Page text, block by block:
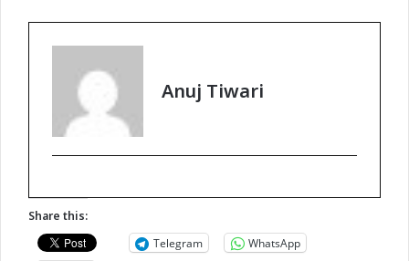
Anuj Tiwari
Share this:
Telegram
WhatsApp